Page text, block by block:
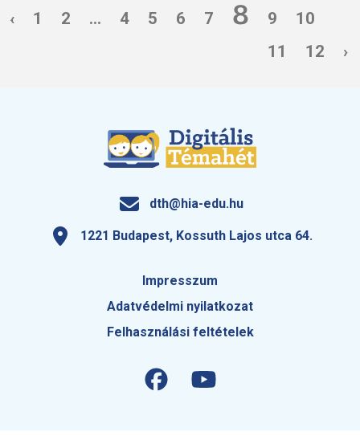
‹ 1 2 ... 4 5 6 7 8 9
10
11
12 ›
dth@hia-edu.hu
1221 Budapest, Kossuth Lajos utca 64.
Impresszum
Adatvédelmi nyilatkozat
Felhasználási feltételek